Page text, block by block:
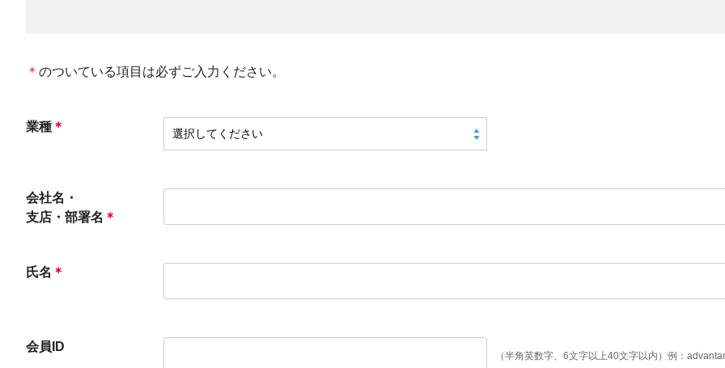
＊ のついている項目は必ずご入力ください。
業種 ＊
会社名・
支店・部署名 ＊
氏名 ＊
会員ID
（半角英数字、6文字以上40文字以内）例：